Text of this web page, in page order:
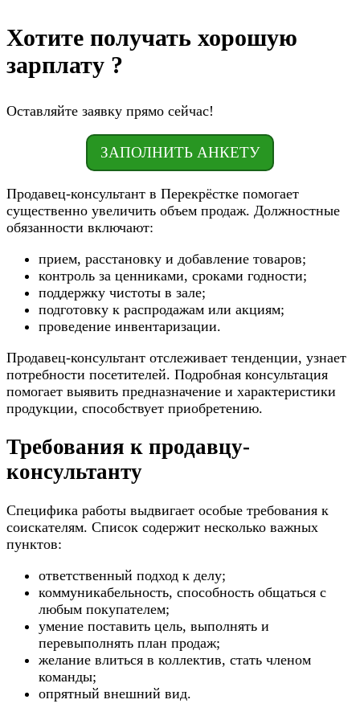
Хотите получать хорошую
зарплату ?
Оставляйте заявку прямо сейчас!
ЗАПОЛНИТЬ АНКЕТУ
Продавец-консультант в Перекрёстке помогает
существенно увеличить объем продаж. Должностные
обязанности включают:
прием, расстановку и добавление товаров;
контроль за ценниками, сроками годности;
поддержку чистоты в зале;
подготовку к распродажам или акциям;
проведение инвентаризации.
Продавец-консультант отслеживает тенденции, узнает
потребности посетителей. Подробная консультация
помогает выявить предназначение и характеристики
продукции, способствует приобретению.
Требования к продавцу-
консультанту
Специфика работы выдвигает особые требования к
соискателям. Список содержит несколько важных
пунктов:
ответственный подход к делу;
коммуникабельность, способность общаться с
любым покупателем;
умение поставить цель, выполнять и
перевыполнять план продаж;
желание влиться в коллектив, стать членом
команды;
опрятный внешний вид.